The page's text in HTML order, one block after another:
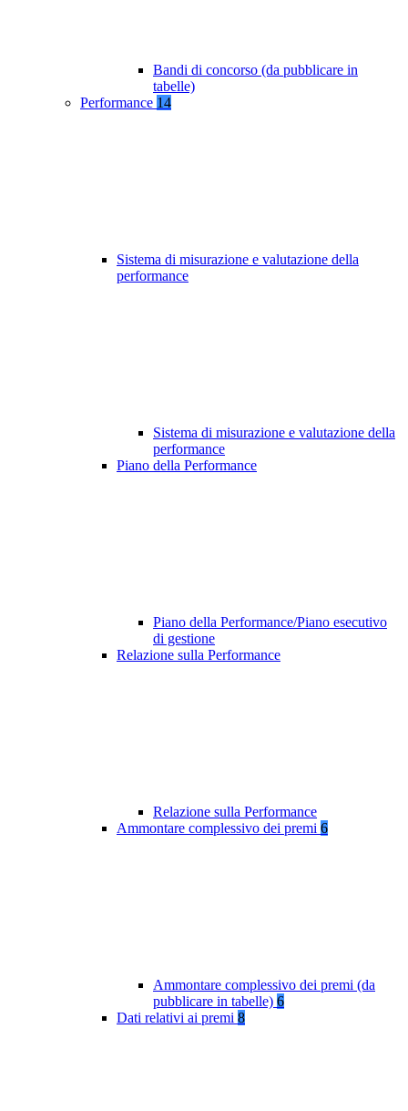
Bandi di concorso (da pubblicare in
tabelle)
Performance 14
Sistema di misurazione e valutazione della
performance
Sistema di misurazione e valutazione della
performance
Piano della Performance
Piano della Performance/Piano esecutivo
di gestione
Relazione sulla Performance
Relazione sulla Performance
Ammontare complessivo dei premi 6
Ammontare complessivo dei premi (da
pubblicare in tabelle) 6
Dati relativi ai premi 8